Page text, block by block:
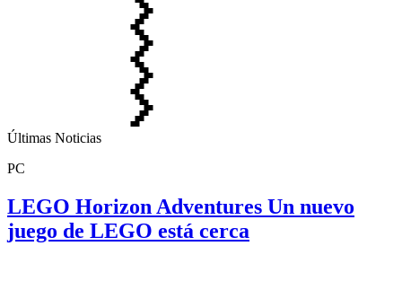
Últimas Noticias
PC
LEGO Horizon Adventures Un nuevo
juego de LEGO está cerca